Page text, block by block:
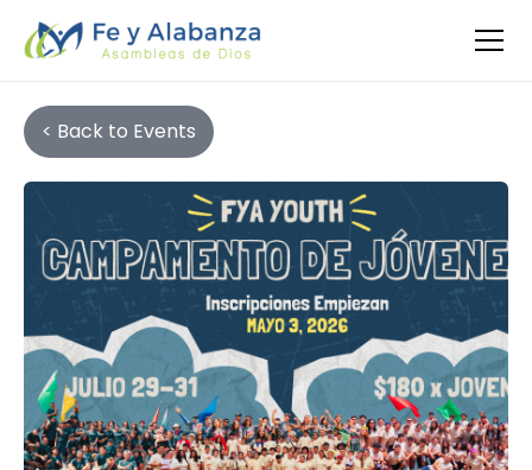
< Back to Events